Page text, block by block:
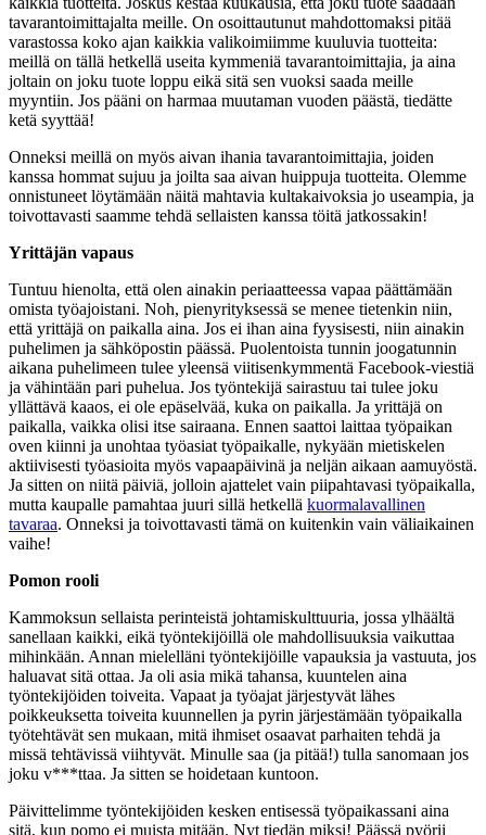
tavarantoimittajalta meille. On osoittautunut mahdottomaksi pitää
varastossa koko ajan kaikkia valikoimiimme kuuluvia tuotteita:
meillä on tällä hetkellä useita kymmeniä tavarantoimittajia, ja aina
joltain on joku tuote loppu eikä sitä sen vuoksi saada meille
myyntiin. Jos pääni on harmaa muutaman vuoden päästä, tiedätte
ketä syyttää!
Onneksi meillä on myös aivan ihania tavarantoimittajia, joiden
kanssa hommat sujuu ja joilta saa aivan huippuja tuotteita. Olemme
onnistuneet löytämään näitä mahtavia kultakaivoksia jo useampia, ja
toivottavasti saamme tehdä sellaisten kanssa töitä jatkossakin!
Yrittäjän vapaus
Tuntuu hienolta, että olen ainakin periaatteessa vapaa päättämään
omista työajoistani. Noh, pienyrityksessä se menee tietenkin niin,
että yrittäjä on paikalla aina. Jos ei ihan aina fyysisesti, niin ainakin
puhelimen ja sähköpostin päässä. Puolentoista tunnin joogatunnin
aikana puhelimeen tulee yleensä viitisenkymmentä Facebook-viestiä
ja vähintään pari puhelua. Jos työntekijä sairastuu tai tulee joku
yllättävä kaaos, ei ole epäselvää, kuka on paikalla. Ja yrittäjä on
paikalla, vaikka olisi itse sairaana. Ennen saattoi laittaa työpaikan
oven kiinni ja unohtaa työasiat työpaikalle, nykyään mietiskelen
aktiivisesti työasioita myös vapaapäivinä ja neljän aikaan aamuyöstä.
Ja sitten on niitä päiviä, jolloin ajattelet vain piipahtavasi työpaikalla,
mutta kaupalle pamahtaa juuri sillä hetkellä kuormalavallinen
tavaraa. Onneksi ja toivottavasti tämä on kuitenkin vain väliaikainen
vaihe!
Pomon rooli
Kammoksun sellaista perinteistä johtamiskulttuuria, jossa ylhäältä
sanellaan kaikki, eikä työntekijöillä ole mahdollisuuksia vaikuttaa
mihinkään. Annan mielelläni työntekijöille vapauksia ja vastuuta, jos
haluavat sitä ottaa. Ja oli asia mikä tahansa, kuuntelen aina
työntekijöiden toiveita. Vapaat ja työajat järjestyvät lähes
poikkeuksetta toiveita kuunnellen ja pyrin järjestämään työpaikalla
työtehtävät sen mukaan, mitä ihmiset osaavat parhaiten tehdä ja
missä tehtävissä viihtyvät. Minulle saa (ja pitää!) tulla sanomaan jos
joku v***ttaa. Ja sitten se hoidetaan kuntoon.
Päivittelimme työntekijöiden kesken entisessä työpaikassani aina
sitä, kun pomo ei muista mitään. Nyt tiedän miksi! Päässä pyörii